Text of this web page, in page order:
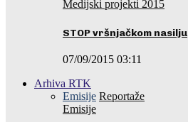
Medijski projekti 2015
STOP vršnjačkom nasilju
07/09/2015 03:11
Arhiva RTK
Emisije Reportaže
Emisije